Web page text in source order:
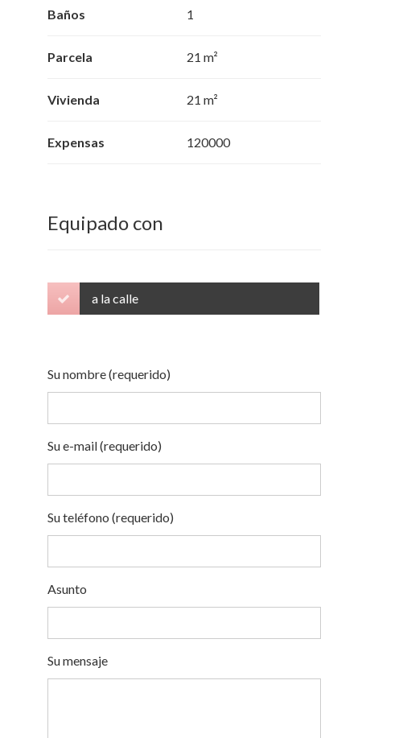
Baños 1
Parcela 21 m²
Vivienda 21 m²
Expensas 120000
Equipado con
a la calle
Su nombre (requerido)
Su e-mail (requerido)
Su teléfono (requerido)
Asunto
Su mensaje